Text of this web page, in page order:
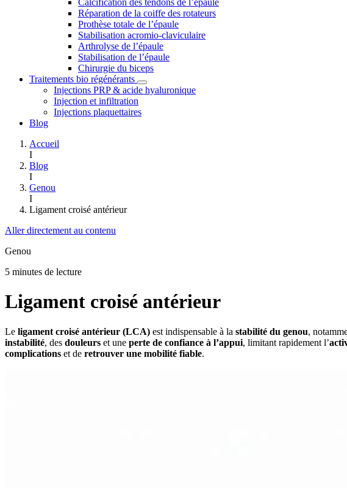
Calcification des tendons de l’épaule
Réparation de la coiffe des rotateurs
Prothèse totale de l’épaule
Stabilisation acromio-claviculaire
Arthrolyse de l’épaule
Stabilisation de l’épaule
Chirurgie du biceps
Traitements bio régénérants
Injections PRP & acide hyaluronique
Injection et infiltration
Injections plaquettaires
Blog
Accueil
I
Blog
I
Genou
I
Ligament croisé antérieur
Aller directement au contenu
Genou
5 minutes de lecture
Ligament croisé antérieur
Le ligament croisé antérieur (LCA) est indispensable à la stabilité du genou,
instabilité, des douleurs et une perte de confiance à l’appui, limitant rapidement l’
complications et de retrouver une mobilité fiable.